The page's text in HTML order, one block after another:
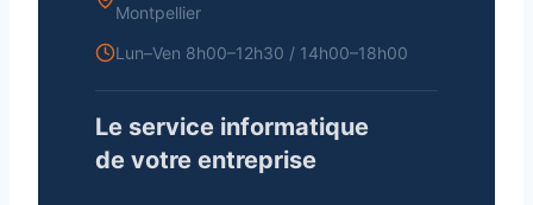
Montpellier
Lun–Ven 8h00–12h30 / 14h00–18h00
Le service informatique
de votre entreprise